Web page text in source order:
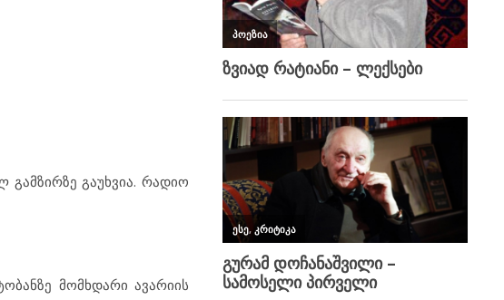
გამზირზე გაუხვია. რადიო
მომხდარი ავარიის